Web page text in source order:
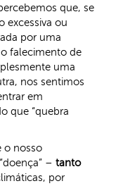
que, se
excessiva ou
por uma
falecimento de
uma
nos sentimos
em
que “quebra
o nosso
– tanto
por